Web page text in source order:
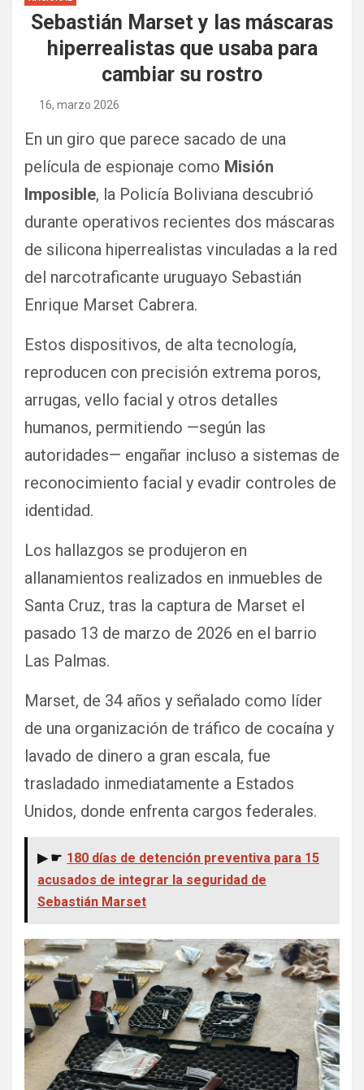
Sebastián Marset y las máscaras
hiperrealistas que usaba para
cambiar su rostro
16, marzo 2026
En un giro que parece sacado de una
película de espionaje como Misión
Imposible, la Policía Boliviana descubrió
durante operativos recientes dos máscaras
de silicona hiperrealistas vinculadas a la red
del narcotraficante uruguayo Sebastián
Enrique Marset Cabrera.
Estos dispositivos, de alta tecnología,
reproducen con precisión extrema poros,
arrugas, vello facial y otros detalles
humanos, permitiendo —según las
autoridades— engañar incluso a sistemas de
reconocimiento facial y evadir controles de
identidad.
Los hallazgos se produjeron en
allanamientos realizados en inmuebles de
Santa Cruz, tras la captura de Marset el
pasado 13 de marzo de 2026 en el barrio
Las Palmas.
Marset, de 34 años y señalado como líder
de una organización de tráfico de cocaína y
lavado de dinero a gran escala, fue
trasladado inmediatamente a Estados
Unidos, donde enfrenta cargos federales.
▶ ☛ 180 días de detención preventiva para 15
acusados de integrar la seguridad de
Sebastián Marset